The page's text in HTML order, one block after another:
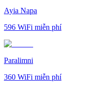
Ayia Napa
596 WiFi miễn phí
Paralimni
360 WiFi miễn phí